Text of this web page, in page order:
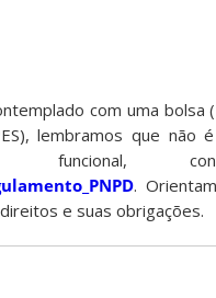
com uma
lembramos que
funcional,
.
e suas obrigações.